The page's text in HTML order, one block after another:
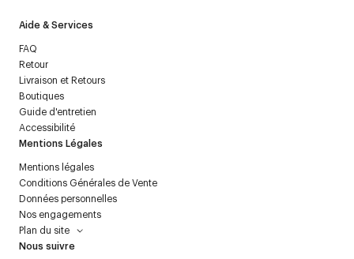
Aide & Services
FAQ
Retour
Livraison et Retours
Boutiques
Guide d'entretien
Accessibilité
Mentions Légales
Mentions légales
Conditions Générales de Vente
Données personnelles
Nos engagements
Plan du site
Nous suivre